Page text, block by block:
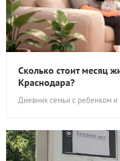
Сколько стоит месяц
Краснодара?
Дневник семьи с ребенком и